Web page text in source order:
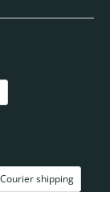
Courier shipping